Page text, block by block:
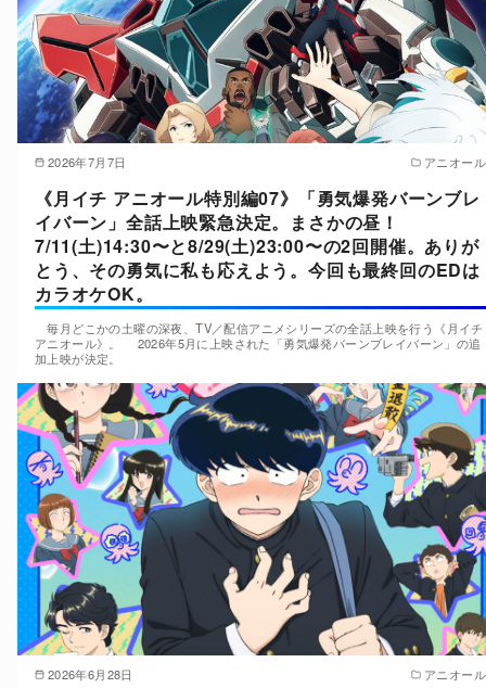
2026年7月7日 アニオール
《月イチ アニオール特別編07》「勇気爆発バーンブレ
イバーン」全話上映緊急決定。まさかの昼！
7/11(土)14:30〜と8/29(土)23:00〜の2回開催。ありが
とう、その勇気に私も応えよう。今回も最終回のEDは
カラオケOK。
毎月どこかの土曜の深夜、TV／配信アニメシリーズの全話上映を行う《月イチ
アニオール》。 2026年5月に上映された「勇気爆発バーンブレイバーン」の追
加上映が決定。
2026年6月28日 アニオール